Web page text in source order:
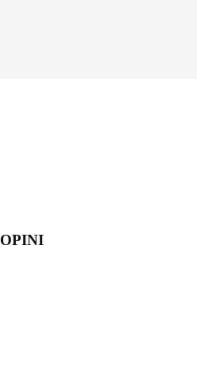
OPINI